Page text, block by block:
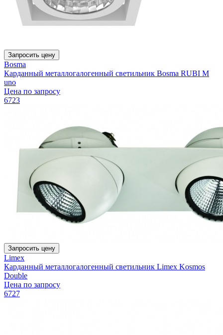
Запросить цену
Bosma
Карданный металлогалогенный светильник Bosma RUBI M
uno
Цена по запросу
6723
Запросить цену
Limex
Карданный металлогалогенный светильник Limex Kosmos
Double
Цена по запросу
6727